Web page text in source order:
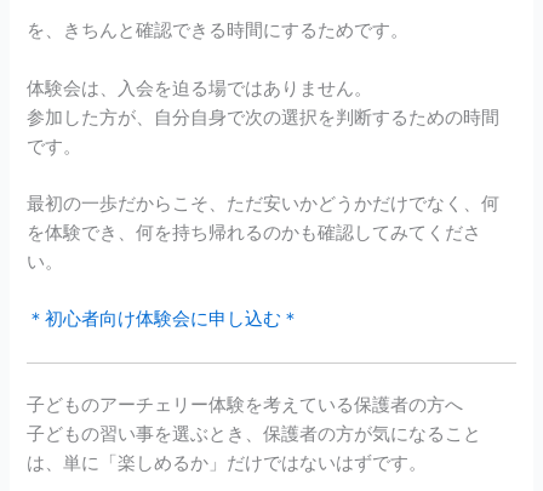
を、きちんと確認できる時間にするためです。
体験会は、入会を迫る場ではありません。
参加した方が、自分自身で次の選択を判断するための時間
です。
最初の一歩だからこそ、ただ安いかどうかだけでなく、何
を体験でき、何を持ち帰れるのかも確認してみてくださ
い。
＊初心者向け体験会に申し込む＊
子どものアーチェリー体験を考えている保護者の方へ
子どもの習い事を選ぶとき、保護者の方が気になること
は、単に「楽しめるか」だけではないはずです。